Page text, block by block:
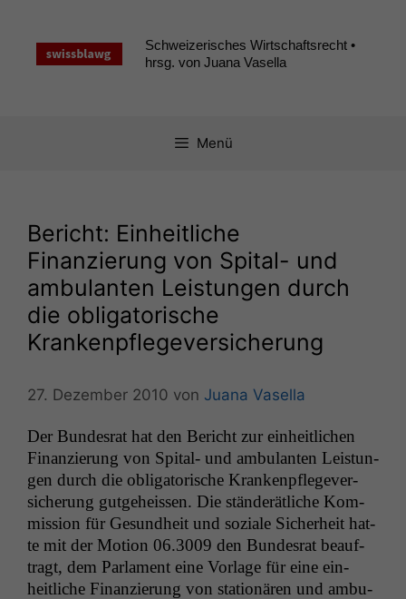
springen
Schweizerisches Wirtschaftsrecht •
hrsg. von Juana Vasella
Menü
Bericht: Einheitliche
Finanzierung von Spital- und
ambulanten Leistungen durch
die obligatorische
Krankenpflegeversicherung
27. Dezember 2010 von Juana Vasella
Der Bun­desrat hat den Bericht zur ein­heitlichen
Finanzierung von Spi­tal- und ambu­lanten Leis­tun­
gen durch die oblig­a­torische Krankenpflegev­er­
sicherung gut­ge­heis­sen. Die stän­derätliche Kom­
mis­sion für Gesund­heit und soziale Sicher­heit hat­
te mit der Motion 06.3009 den Bun­desrat beauf­
tragt, dem Par­la­ment eine Vor­lage für eine ein­
heitliche Finanzierung von sta­tionären und ambu­